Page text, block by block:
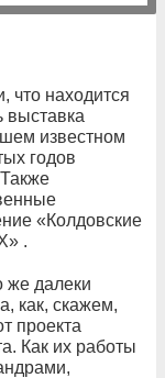
что находится
выставка
известном
годов
«Колдовские
.
же далеки
как, скажем,
проекта
Как их работы